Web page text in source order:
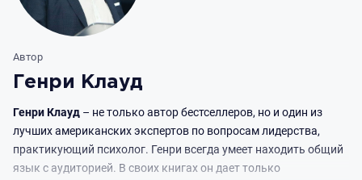
Автор
Генри Клауд
Генри Клауд – не только автор бестселлеров, но и один из
лучших американских экспертов по вопросам лидерства,
практикующий психолог. Генри всегда умеет находить общий
язык с аудиторией. В своих книгах он дает только